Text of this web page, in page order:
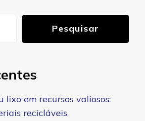
Pesquisar
lixo em recursos valiosos:
recicláveis